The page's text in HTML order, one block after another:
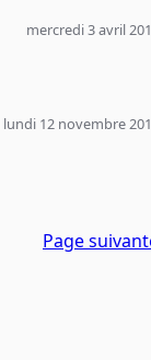
mercredi 3 avril
lundi 12 novembre
Page